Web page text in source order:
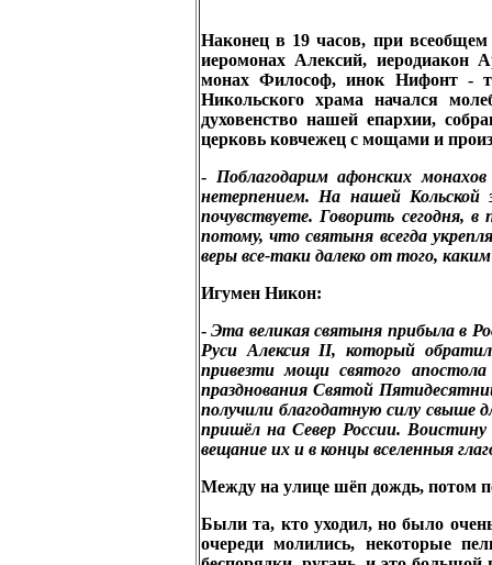
Наконец в 19 часов, при
иеромонах Алексий, иеродиакон
монах Философ, инок Нифонт -
Никольского храма начался
духовенство нашей епархии,
церковь ковчежец с мощами и
- Поблагодарим афонских
нетерпением. На нашей
почувствуете. Говорить сегодня,
потому, что святыня всегда
веры все-таки далеко от того,
Игумен Никон:
-Эта великая святыня прибыла в
Руси Алексия II,который
привезти мощи святого
празднования Святой
получили благодатную силу свыше
пришёл на Север России.
вещание их и в концы вселенныя
Между на улице шёп дождь, потом
Были та, кто уходил, но было
очереди молились, некоторые